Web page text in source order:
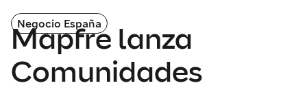
Negocio España
Mapfre lanza
Comunidades